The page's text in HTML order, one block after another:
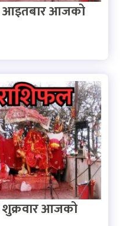
आइतबार आजको
आजको